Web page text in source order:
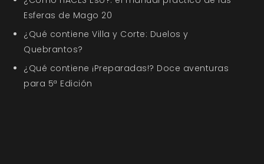
Esferas de Mago 20
¿Qué contiene Villa y Corte: Duelos y
Quebrantos?
¿Qué contiene ¡Preparadas!? Doce aventuras
para 5ª Edición